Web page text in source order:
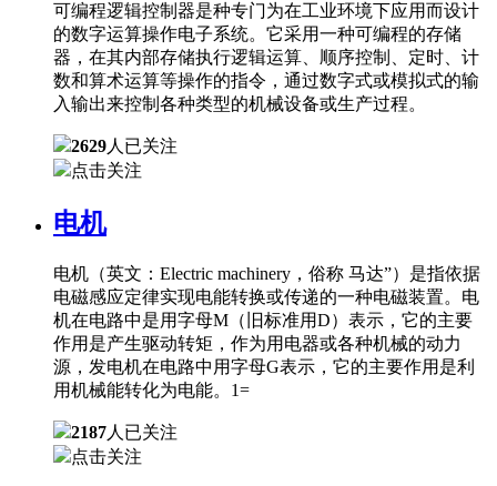
可编程逻辑控制器是种专门为在工业环境下应用而设计
的数字运算操作电子系统。它采用一种可编程的存储
器，在其内部存储执行逻辑运算、顺序控制、定时、计
数和算术运算等操作的指令，通过数字式或模拟式的输
入输出来控制各种类型的机械设备或生产过程。
2629人已关注
点击关注
电机
电机（英文：Electric machinery，俗称 马达”）是指依据
电磁感应定律实现电能转换或传递的一种电磁装置。电
机在电路中是用字母M（旧标准用D）表示，它的主要
作用是产生驱动转矩，作为用电器或各种机械的动力
源，发电机在电路中用字母G表示，它的主要作用是利
用机械能转化为电能。1=
2187人已关注
点击关注